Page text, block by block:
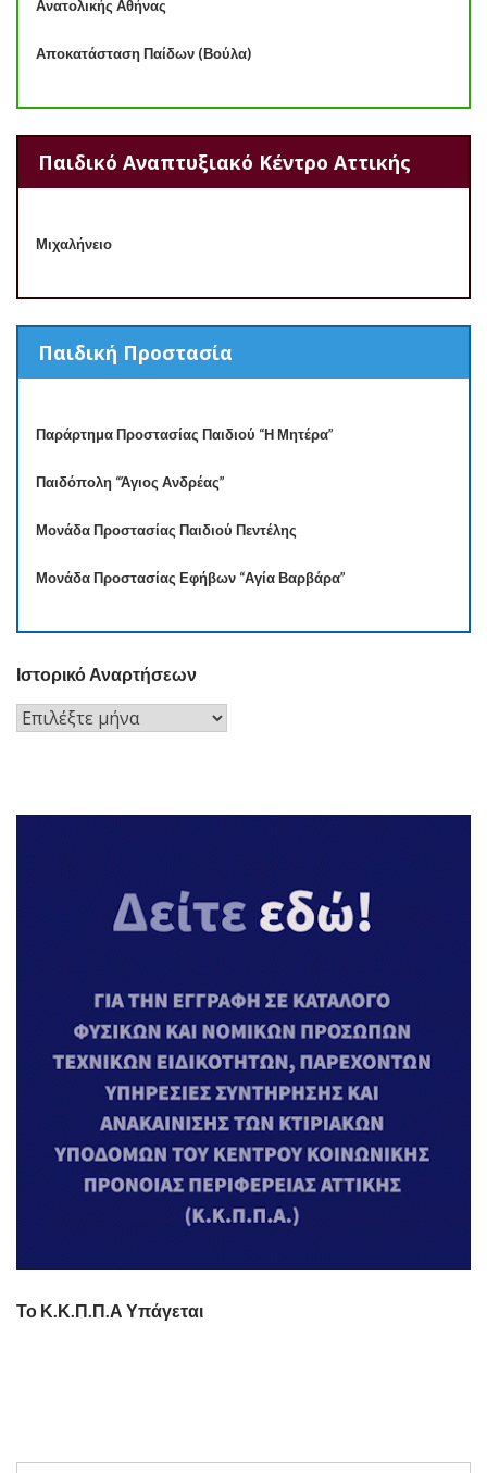
Ανατολικής Αθήνας
Αποκατάσταση Παίδων (Βούλα)
Παιδικό Αναπτυξιακό Κέντρο Αττικής
Μιχαλήνειο
Παιδική Προστασία
Παράρτημα Προστασίας Παιδιού “Η Μητέρα”
Παιδόπολη “Άγιος Ανδρέας”
Μονάδα Προστασίας Παιδιού Πεντέλης
Μονάδα Προστασίας Εφήβων “Αγία Βαρβάρα”
Ιστορικό Αναρτήσεων
Ιστορικό
Το Κ.Κ.Π.Π.Α Υπάγεται